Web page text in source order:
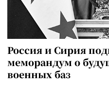
Россия и Сирия
меморандум о
военных баз